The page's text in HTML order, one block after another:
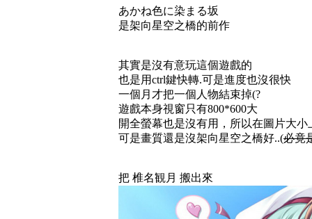
あかね色に染まる坂
是架向星空之橋的前作
其實是沒有意玩這個遊戲的
也是用ctrl鍵快轉.可是進度也沒很快
一個月才把一個人物結束掉(?
遊戲本身視窗只有800*600大
開全螢幕也是沒有用，所以在圖片大小
可是畫質還是沒架向星空之橋好..(必竟
把 椎名観月 搬出來